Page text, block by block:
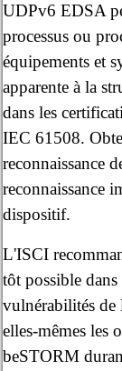
UDPv6 EDSA
processus ou
équipements et
apparente à la
dans les
IEC 61508.
reconnaissance
reconnaissance
dispositif.
L'ISCI
tôt possible
vulnérabilités de
elles-mêmes les
beSTORM